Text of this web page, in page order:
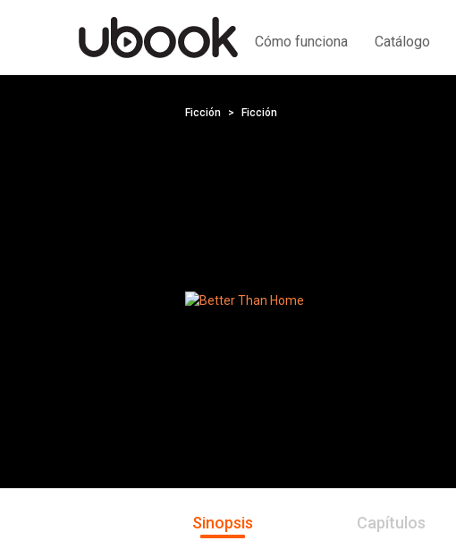
Cómo funciona Catálogo
Ficción Ficción
Sinopsis Capítulos